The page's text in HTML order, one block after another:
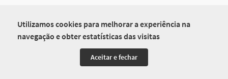
Utilizamos cookies para melhorar a experiência na
navegação e obter estatísticas das visitas
Aceitar e fechar